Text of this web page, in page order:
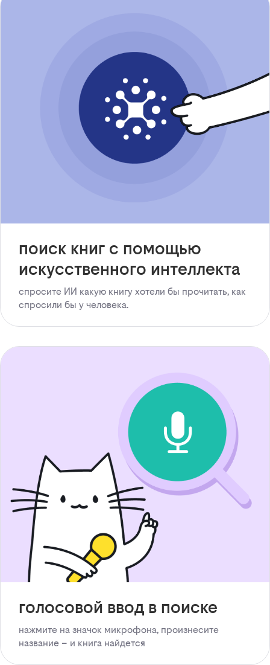
поиск книг с помощью
искусственного интеллекта
спросите ИИ какую книгу хотели бы прочитать, как
спросили бы у человека.
голосовой ввод в поиске
нажмите на значок микрофона, произнесите
название – и книга найдется